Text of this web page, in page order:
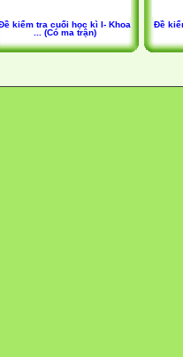
kiểm tra cuối học kì I- Khoa
... (Có ma trận)
Đề